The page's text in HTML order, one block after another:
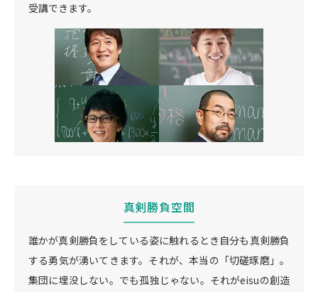
受講できます。
真剣勝負空間
誰かが真剣勝負をしている姿に触れるとき自分も真剣勝負
する勇気が湧いてきます。それが、本当の「切磋琢磨」。
集団に埋没しない。でも孤独じゃない。それがeisuの創造